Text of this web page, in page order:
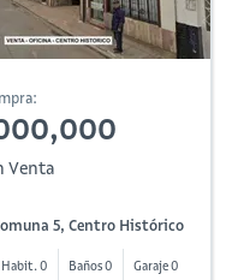
Venta
5, Centro Histórico
Habit. 0 Baños 0 Garaje 0